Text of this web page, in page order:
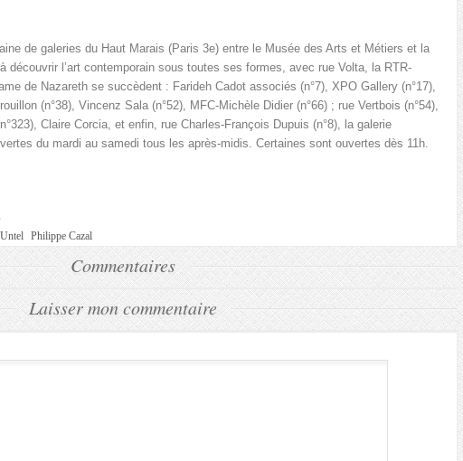
de galeries du Haut Marais (Paris 3e) entre le Musée des Arts et Métiers et la
découvrir l’art contemporain sous toutes ses formes, avec rue Volta, la RTR-
de Nazareth se succèdent : Farideh Cadot associés (n°7), XPO Gallery (n°17),
(n°38), Vincenz Sala (n°52), MFC-Michèle Didier (n°66) ; rue Vertbois (n°54),
Claire Corcia, et enfin, rue Charles-François Dupuis (n°8), la galerie
du mardi au samedi tous les après-midis. Certaines sont ouvertes dès 11h.
Philippe Cazal
Commentaires
Laisser mon commentaire